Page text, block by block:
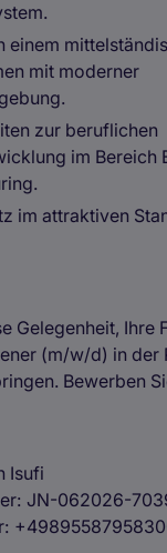
einem
mit moderner
zur beruflichen
im Bereich
im attraktiven
Gelegenheit, Ihre
(m/w/d) in der
Bewerben
Isufi
JN-062026-